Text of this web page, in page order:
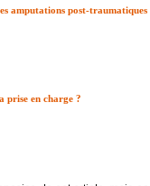
amputations post-traumatiques
prise en charge ?